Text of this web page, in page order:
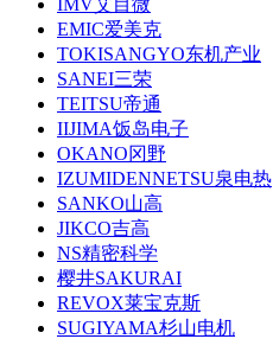
EMIC爱美克
TOKISANGYO东机产业
SANEI三荣
TEITSU帝通
IIJIMA饭岛电子
OKANO冈野
IZUMIDENNETSU泉电热
SANKO山高
JIKCO吉高
NS精密科学
樱井SAKURAI
REVOX莱宝克斯
SUGIYAMA杉山电机